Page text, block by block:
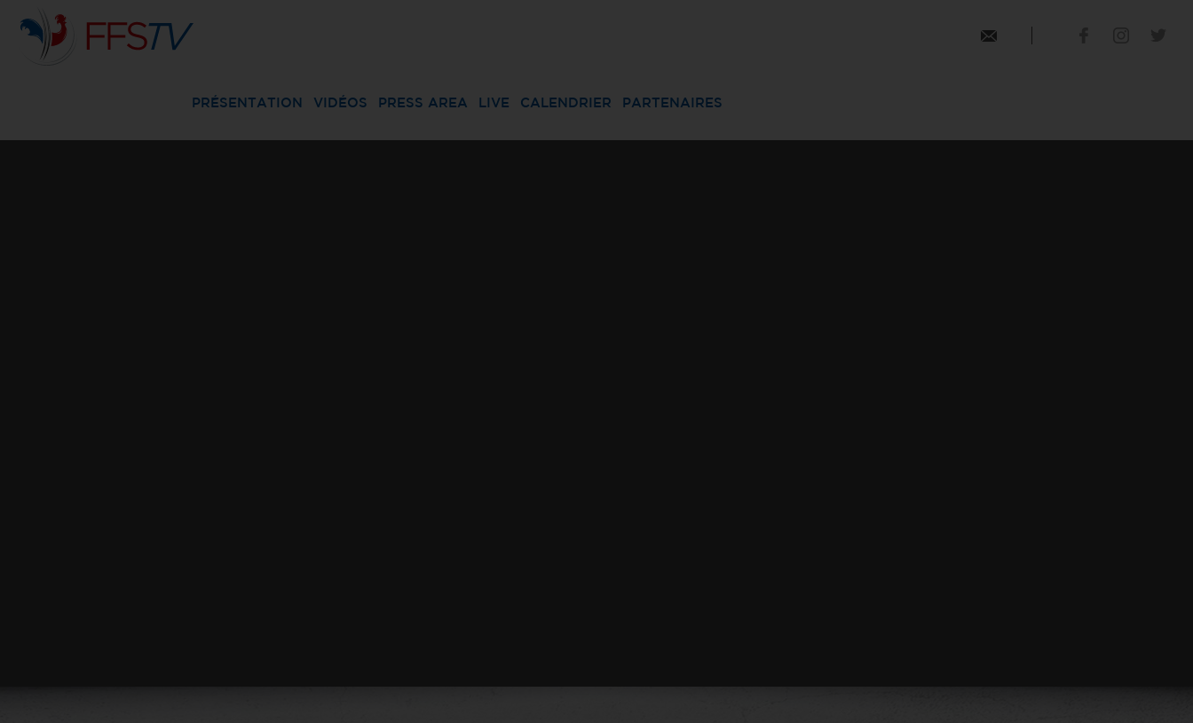
PRÉSENTATION VIDÉOS PRESS AREA LIVE CALENDRIER PARTENAIRES